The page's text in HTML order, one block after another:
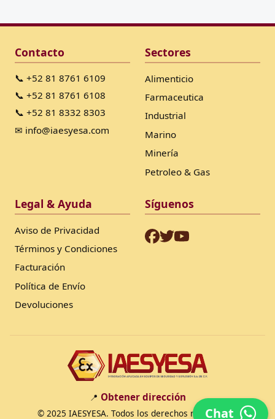
Chat
Contacto
📞 +52 81 8761 6109
📞 +52 81 8761 6108
📞 +52 81 8332 8303
✉ info@iaesyesa.com
Sectores
Alimenticio
Farmaceutica
Industrial
Marino
Minería
Petroleo & Gas
Legal & Ayuda
Aviso de Privacidad
Términos y Condiciones
Facturación
Política de Envío
Devoluciones
Síguenos
📍 Obtener dirección
© 2025 IAESYESA. Todos los derechos reservados.